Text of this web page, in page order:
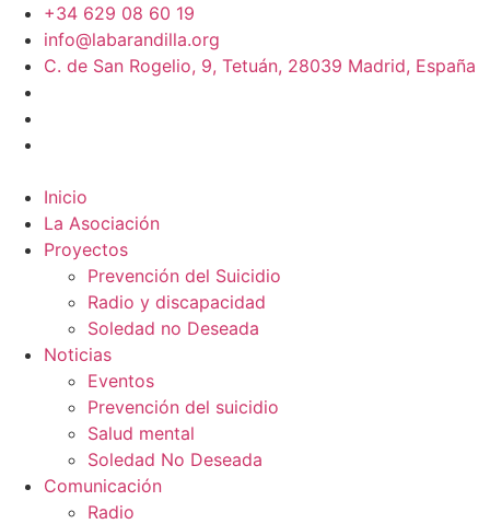
+34 629 08 60 19
info@labarandilla.org
C. de San Rogelio, 9, Tetuán, 28039 Madrid, España
Inicio
La Asociación
Proyectos
Prevención del Suicidio
Radio y discapacidad
Soledad no Deseada
Noticias
Eventos
Prevención del suicidio
Salud mental
Soledad No Deseada
Comunicación
Radio